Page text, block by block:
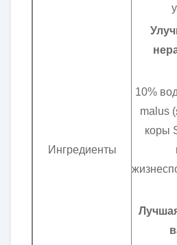
Ингредиенты
10%
malus
коры